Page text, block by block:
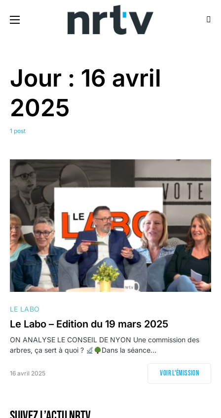
Jour : 16 avril
2025
1 post
LE LABO
Le Labo – Edition du 19 mars 2025
ON ANALYSE LE CONSEIL DE NYON Une commission des
arbres, ça sert à quoi ?
​​Dans la séance…
16 avril 2025 Voir l'émission